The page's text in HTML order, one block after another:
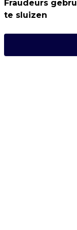
Fraudeurs
te sluizen